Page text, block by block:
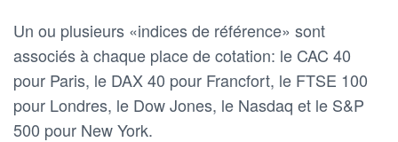
Un ou plusieurs «indices de référence» sont
associés à chaque place de cotation: le CAC 40
pour Paris, le DAX 40 pour Francfort, le FTSE 100
pour Londres, le Dow Jones, le Nasdaq et le S&P
500 pour New York.